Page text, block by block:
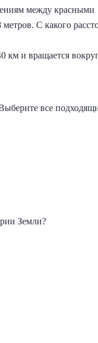
между красными
С какого
км и вращается
все
Земли?